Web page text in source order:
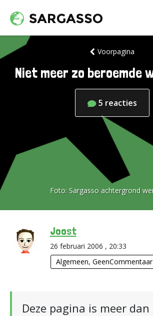
Voorpagina
Niet meer zo beroemde
5 reacties
Foto: Sargasso achtergrond
Joost
26 februari 2006 , 20:33
Algemeen, GeenCommentaar
Deze pagina is meer